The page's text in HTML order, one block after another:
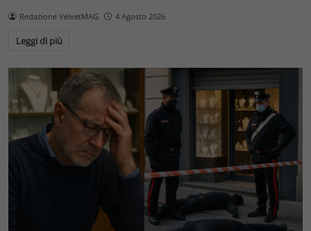
Redazione VelvetMAG 4 Agosto 2026
Leggi di più